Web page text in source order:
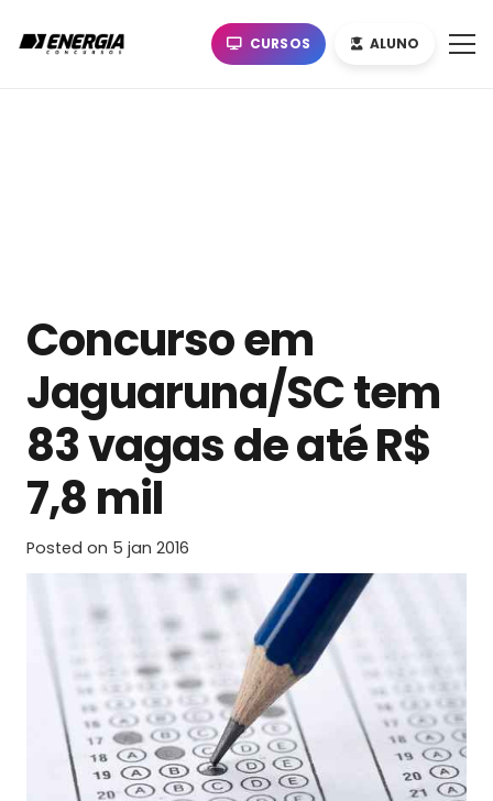
CURSOS ALUNO
Concurso em
Jaguaruna/SC tem
83 vagas de até R$
7,8 mil
Posted on 5 jan 2016